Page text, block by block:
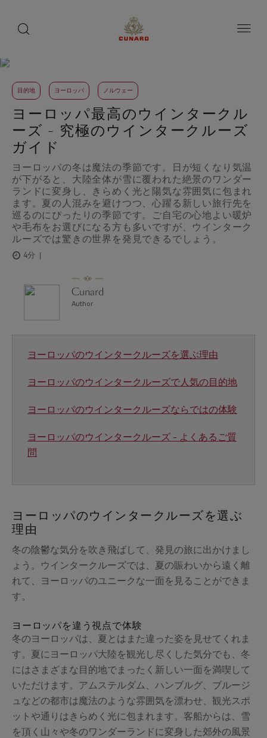
キ
ッ
目的地 ヨーロッパ ノルウェー
ヨーロッパ最高のウインタークル
ーズ - 究極のウインタークルーズ
ガイド
ヨーロッパの冬は魔法の季節です。日が短くなり気温
が下がると、大陸全体が雪に覆われた絶景のワンダー
ランドに変身し、きらめく光と陽気な雰囲気に包まれ
ます。夏の人混みを避けつつ、心躍る新しい旅行先を
巡るのにぴったりの季節です。ご自宅の心地よい暖炉
や毛布をお選びになる方も多いですが、ウインターク
ルーズでは驚きの世界を発見できるでしょう。
4分
Cunard
Author
ヨーロッパのウインタークルーズを選ぶ理由
ヨーロッパのウインタークルーズで人気の目的地
ヨーロッパのウインタークルーズならではの体験
ヨーロッパのウインタークルーズ - よくあるご質
問
ヨーロッパのウインタークルーズを選ぶ
理由
冬の陰鬱な気分を吹き飛ばして、発見の旅に出かけまし
ょう。ウインタークルーズでは、夏の賑わいから遠く離
れて、ヨーロッパのユニークな一面を見ることができま
す。
ヨーロッパを違う視点で体験
冬のヨーロッパは、夏とはまた違った姿を見せてくれま
す。夏にヨーロッパ大陸を観光し尽くした気分でも、冬
にはさまざまな目的地でまったく新しい一面を満喫して
いただけます。アムステルダム、ハンブルグ、ブルージ
ュなどの都市は魔法のような雰囲気を漂わせ、観光スポ
ットや通りはきらめく光に包まれます。客船からは、雪
を頂く山々や冬のワンダーランドに変身した郊外の風景